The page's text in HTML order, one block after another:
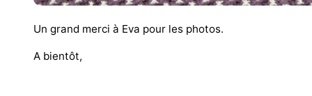
Un grand merci à Eva pour les photos.
A bientôt,